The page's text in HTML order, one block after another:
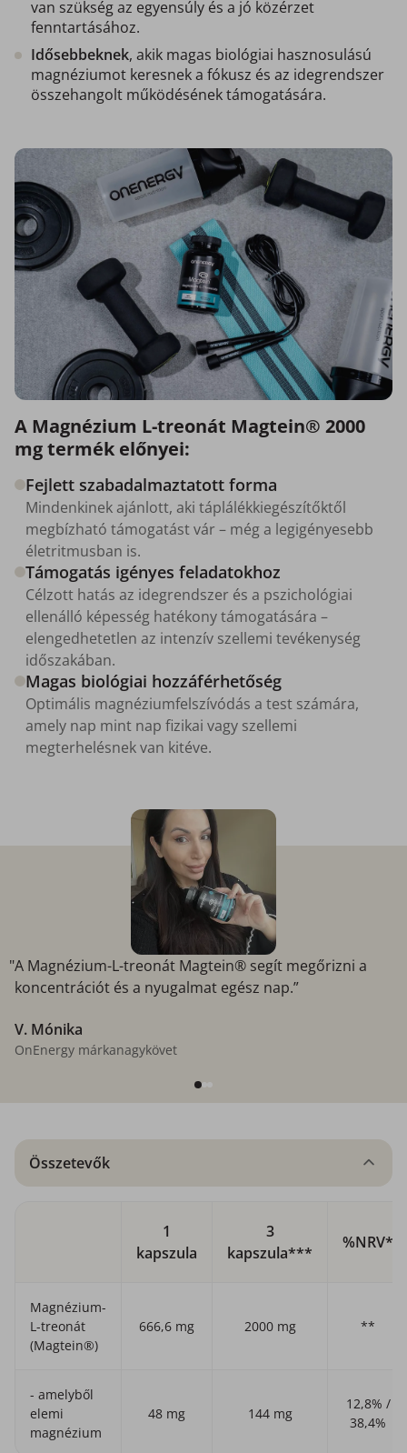
van szükség az egyensúly és a jó közérzet
fenntartásához.
Idősebbeknek, akik magas biológiai hasznosulású
magnéziumot keresnek a fókusz és az idegrendszer
összehangolt működésének támogatására.
A Magnézium L-treonát Magtein® 2000
mg termék előnyei:
Fejlett szabadalmaztatott forma
Mindenkinek ajánlott, aki táplálékkiegészítőktől
megbízható támogatást vár – még a legigényesebb
életritmusban is.
Támogatás igényes feladatokhoz
Célzott hatás az idegrendszer és a pszichológiai
ellenálló képesség hatékony támogatására –
elengedhetetlen az intenzív szellemi tevékenység
időszakában.
Magas biológiai hozzáférhetőség
Optimális magnéziumfelszívódás a test számára,
amely nap mint nap fizikai vagy szellemi
megterhelésnek van kitéve.
"A Magnézium-L-treonát Magtein® segít megőrizni a
koncentrációt és a nyugalmat egész nap.”
V. Mónika
OnEnergy márkanagykövet
Összetevők
1
kapszula
3
kapszula***
%NRV*
Magnézium-
L-treonát
(Magtein®)
666,6 mg 2000 mg **
- amelyből
elemi
magnézium
48 mg 144 mg
12,8% /
38,4%